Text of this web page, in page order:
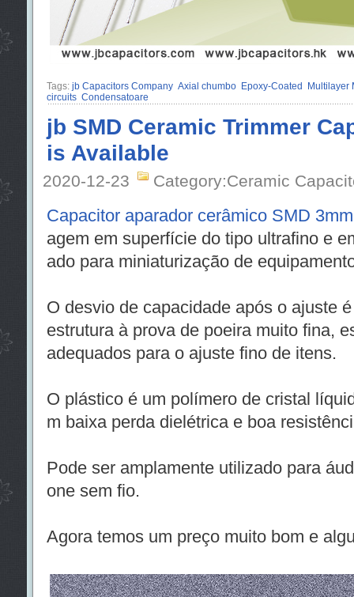
Tags: jb Capacitors Company Axial chumbo Epoxy-Coated
Multilayer
circuits Condensatoare
jb SMD Ceramic Trimmer
is Available
2020-12-23 Category:Ceramic
Capacitor aparador cerâmico SMD 3mm
agem em superfície do tipo ultrafino e
ado para miniaturização de
O desvio de capacidade após o ajuste
estrutura à prova de poeira muito fina,
adequados para o ajuste fino de itens.
O plástico é um polímero de cristal
m baixa perda dielétrica e boa
Pode ser amplamente utilizado para
one sem fio.
Agora temos um preço muito bom e